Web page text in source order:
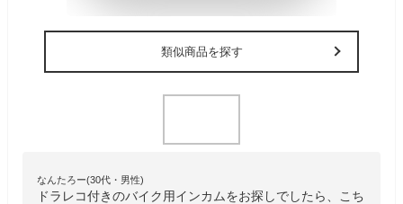
類似商品を探す
なんたろー(30代・男性)
ドラレコ付きのバイク用インカムをお探しでしたら、こち